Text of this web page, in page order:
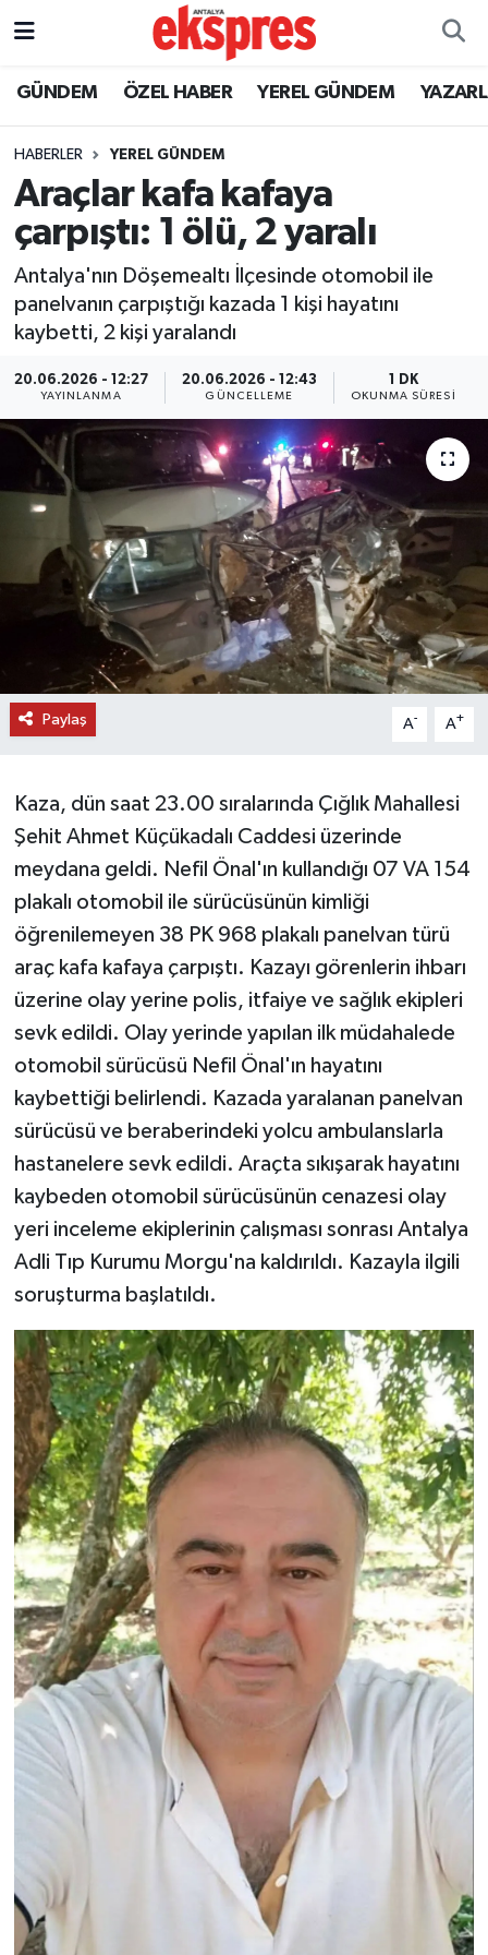
GÜNDEM ÖZEL HABER YEREL GÜNDEM
HABERLER YEREL GÜNDEM
Araçlar kafa kafaya
çarpıştı: 1 ölü, 2 yaralı
Antalya'nın Döşemealtı İlçesinde otomobil ile
panelvanın çarpıştığı kazada 1 kişi hayatını
kaybetti, 2 kişi yaralandı
20.06.2026 - 12:27
YAYINLANMA
20.06.2026 - 12:43
GÜNCELLEME
1 DK
OKUNMA SÜRESI
Paylaş A- A+
Kaza, dün saat 23.00 sıralarında Çığlık Mahallesi
Şehit Ahmet Küçükadalı Caddesi üzerinde
meydana geldi. Nefil Önal'ın kullandığı 07 VA 154
plakalı otomobil ile sürücüsünün kimliği
öğrenilemeyen 38 PK 968 plakalı panelvan türü
araç kafa kafaya çarpıştı. Kazayı görenlerin ihbarı
üzerine olay yerine polis, itfaiye ve sağlık ekipleri
sevk edildi. Olay yerinde yapılan ilk müdahalede
otomobil sürücüsü Nefil Önal'ın hayatını
kaybettiği belirlendi. Kazada yaralanan panelvan
sürücüsü ve beraberindeki yolcu ambulanslarla
hastanelere sevk edildi. Araçta sıkışarak hayatını
kaybeden otomobil sürücüsünün cenazesi olay
yeri inceleme ekiplerinin çalışması sonrası Antalya
Adli Tıp Kurumu Morgu'na kaldırıldı. Kazayla ilgili
soruşturma başlatıldı.
ÖZEL HABER
YEREL GÜNDEM
EKONOMİ
KÜLTÜR - SANAT
SİYASET
SAĞLIK
DÜNYA
EĞİTİM
TURİZM
RÖPORTAJ
YAZARLAR
RESMİ İLAN
Nöbetçi Eczaneler
Trafik Durumu
Süper Lig Puan Durumu ve Fikstür
Tüm Manşetler
Haber Arşivi